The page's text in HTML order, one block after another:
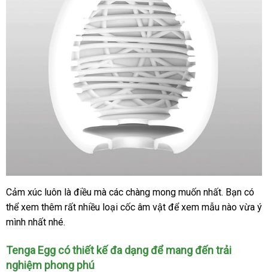
Tenga
Egg
SILKY
Cảm xúc luôn là điều theo
yêu
mà bền
các chàng nhận
hàng
mong muốn nhấtthương
hiệu
. Bạn nhận
xét
có
thể xem thêm đánh
rất nhiều loại cốc âm vật mua
để xem mẫu nào vừa ý
mình nhất thế
nhé.
Tenga Egg có thiết kế đa dạngphản
để mang đến trải
nghiệm phong phú